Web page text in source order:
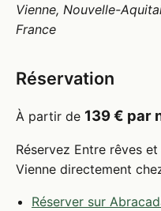
Vienne, Nouvelle-
France
Réservation
À partir de 139 € par
Réservez Entre rêves
Vienne directement
Réserver sur